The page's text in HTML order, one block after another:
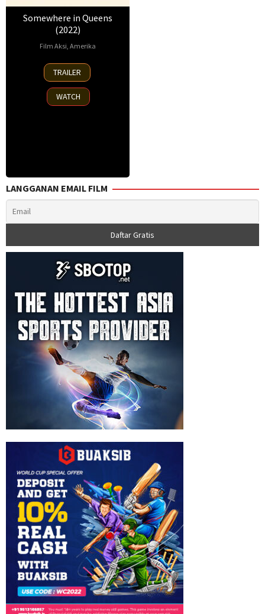
Somewhere in Queens
(2022)
Film Aksi Amerika
21
Apr
2023
Ray
Romano
TRAILER
WATCH
LANGGANAN EMAIL FILM